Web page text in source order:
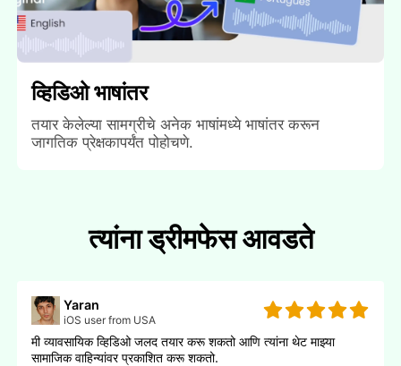
व्हिडिओ भाषांतर
तयार केलेल्या सामग्रीचे अनेक भाषांमध्ये भाषांतर करून
जागतिक प्रेक्षकापर्यंत पोहोचणे.
त्यांना ड्रीमफेस आवडते
Yaran
iOS user from USA
मी व्यावसायिक व्हिडिओ जलद तयार करू शकतो आणि त्यांना थेट माझ्या
सामाजिक वाहिन्यांवर प्रकाशित करू शकतो.